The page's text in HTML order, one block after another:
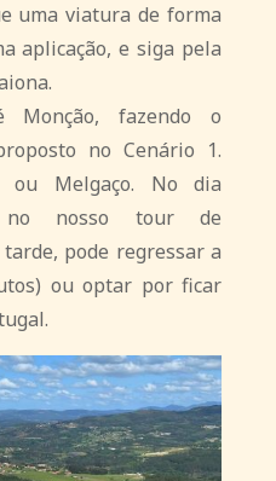
uma viatura de forma
aplicação, e siga pela
Monção, fazendo o
no Cenário 1.
ou Melgaço. No dia
no nosso tour de
pode regressar a
ou optar por ficar